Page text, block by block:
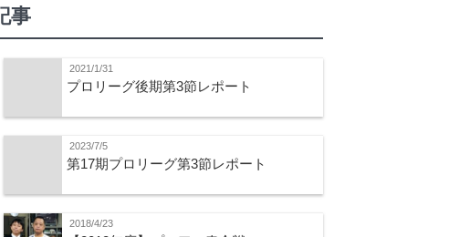
事
2021/1/31
プロリーグ後期第3節レポート
2023/7/5
第17期プロリーグ第3節レポート
2018/4/23